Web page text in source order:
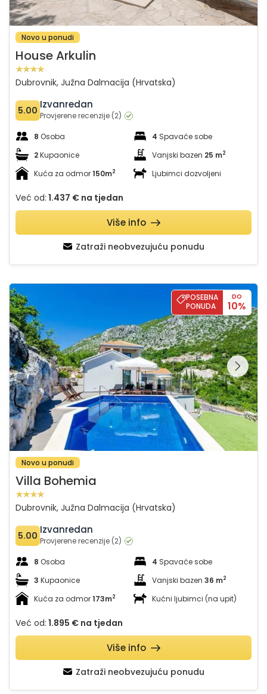
Novo u ponudi
House Arkulin
Dubrovnik, Južna Dalmacija (Hrvatska)
5.00 Izvanredan
Provjerene recenzije (2)
8 Osoba 4 Spavaće sobe
2Kupaonice Vanjski bazen 25 m2
Kuća za odmor150m2 Ljubimci dozvoljeni
Već od: 1.437 € na tjedan
Zatraži neobvezujuću ponudu
Više info
Villa Bohemia
POSEBNA
PONUDA
DO
10%
Pregledajte cijelu
galeriju na
Novo u ponudi
Villa Bohemia
Dubrovnik, Južna Dalmacija (Hrvatska)
5.00 Izvanredan
Provjerene recenzije (2)
8 Osoba 4 Spavaće sobe
3 Kupaonice Vanjski bazen 36 m2
Kuća za odmor173m2 Kućni ljubimci (na upit)
Već od: 1.895 € na tjedan
Zatraži neobvezujuću ponudu
Više info